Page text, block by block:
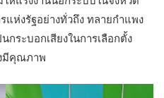
แห่งรัฐอย่างทั่วถึง ทลายกำแพง
กระบอกเสียงในการเลือกตั้ง
มีคุณภาพ